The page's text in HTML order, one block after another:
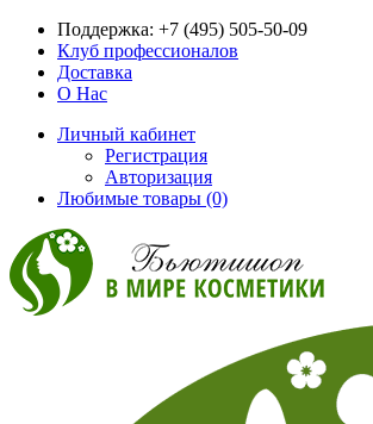
Поддержка: +7 (495) 505-50-09
Клуб профессионалов
Доставка
О Нас
Личный кабинет
Регистрация
Авторизация
Любимые товары (0)